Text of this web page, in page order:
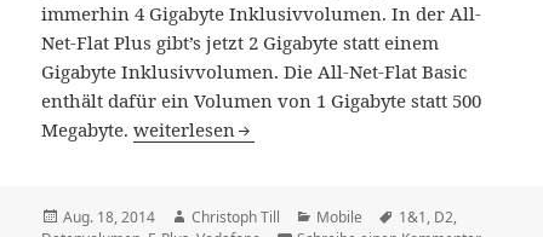
immerhin 4 Gigabyte Inklusivvolumen. In der All-
Net-Flat Plus gibt’s jetzt 2 Gigabyte statt einem
Gigabyte Inklusivvolumen. Die All-Net-Flat Basic
enthält dafür ein Volumen von 1 Gigabyte statt 500
Megabyte.1&1 vergrößert Inklusivvolumen in den All-
weiterlesen
Veröffentlicht
Aug. 18, 2014 Autor
Christoph Till Kategorien
Mobile Schlagwörter
1&1, D2,